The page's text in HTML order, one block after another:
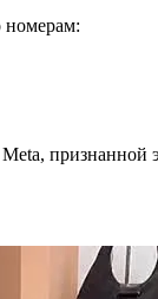
номерам:
признанной